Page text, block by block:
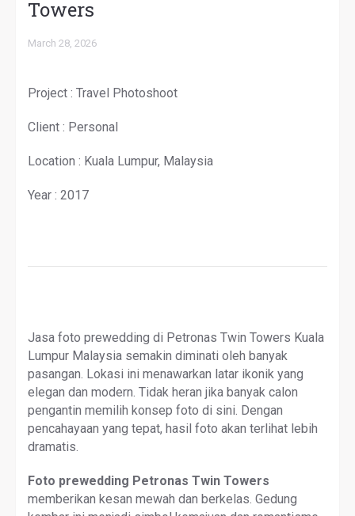
Towers
March 28, 2026
Project : Travel Photoshoot
Client : Personal
Location : Kuala Lumpur, Malaysia
Year : 2017
Jasa foto prewedding di Petronas Twin Towers Kuala
Lumpur Malaysia semakin diminati oleh banyak
pasangan. Lokasi ini menawarkan latar ikonik yang
elegan dan modern. Tidak heran jika banyak calon
pengantin memilih konsep foto di sini. Dengan
pencahayaan yang tepat, hasil foto akan terlihat lebih
dramatis.
Foto prewedding Petronas Twin Towers
memberikan kesan mewah dan berkelas. Gedung